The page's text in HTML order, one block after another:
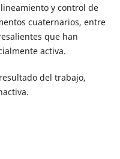
y control de
cuaternarios, entre
que han
activa.
del trabajo,